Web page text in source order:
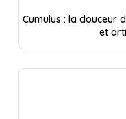
Cumulus : la douceur
et